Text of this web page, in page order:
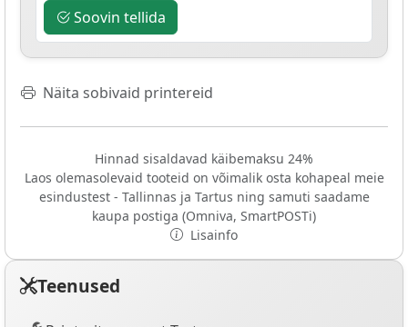
Soovin tellida
Näita sobivaid printereid
Hinnad sisaldavad käibemaksu 24%
Laos olemasolevaid tooteid on võimalik osta kohapeal meie
esindustest - Tallinnas ja Tartus ning samuti saadame
kaupa postiga (Omniva, SmartPOSTi)
Lisainfo
Teenused